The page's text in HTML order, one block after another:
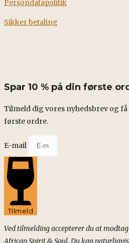
Persondatapolitik
Sikker betaling
Spar 10 % på din første
Tilmeld dig vores nyhedsbrev og få
første ordre.
E-mail
Tilmeld
Ved tilmelding accepterer du at
African Spirit & Soul. Du kan